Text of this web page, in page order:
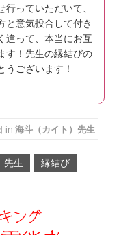
っていただいて、
と意気投合して付き
違って、本当にお互
す！先生の縁結びの
ございます！
in 海斗（カイト）先生
先生 縁結び